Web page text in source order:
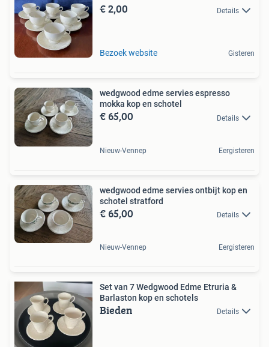
€ 2,00 Details
Bezoek website Gisteren
wedgwood edme servies espresso
mokka kop en schotel
€ 65,00 Details
Nieuw-Vennep Eergisteren
wedgwood edme servies ontbijt kop en
schotel stratford
€ 65,00 Details
Nieuw-Vennep Eergisteren
Set van 7 Wedgwood Edme Etruria &
Barlaston kop en schotels
Bieden Details